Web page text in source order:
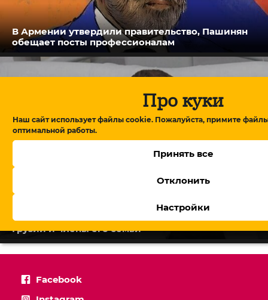
Про куки
Наш сайт использует файлы cookie. Пожалуйста, примите
оптимальной работы.
Принять все
Отклонить
Настройки
В Армении утвердили правительство, Пашинян
обещает посты профессионалам
Жестоко избиты имам Ахалцихской мечети в
Грузии и члены его семьи
Facebook